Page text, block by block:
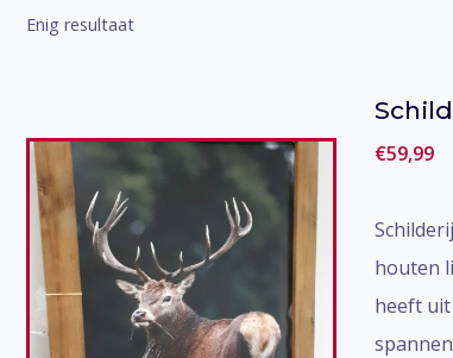
Enig resultaat
€59,99
houten
heeft